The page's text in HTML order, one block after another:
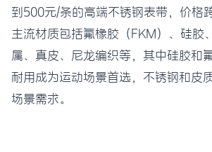
到500元/条的高端不锈钢表带，价格
主流材质包括氟橡胶（FKM）、硅胶
属、真皮、尼龙编织等，其中硅胶和
耐用成为运动场景首选，不锈钢和皮
场景需求。